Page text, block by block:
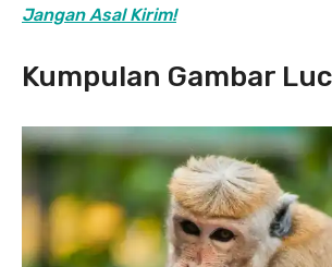
Jangan Asal Kirim!
Kumpulan Gambar